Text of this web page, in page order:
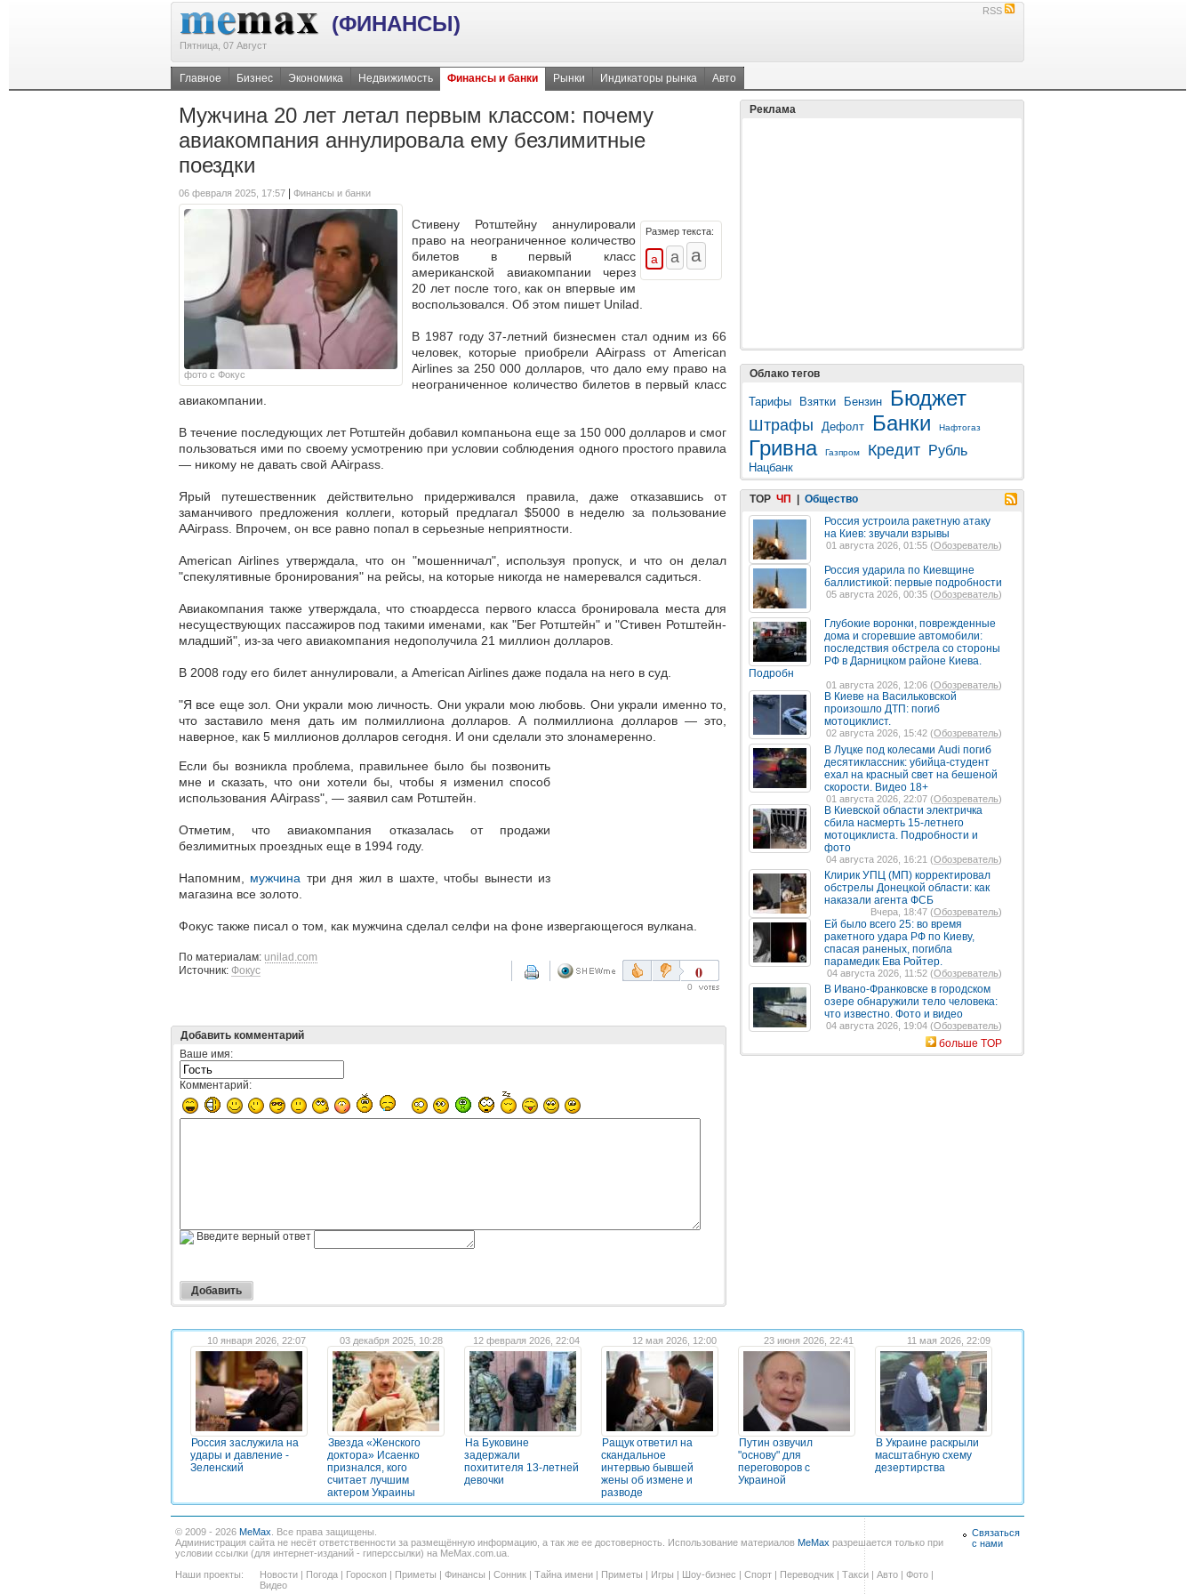
(ФИНАНСЫ)
Пятница, 07 Август
RSS
Главное Бизнес Экономика Недвижимость Финансы и банки Рынки Индикаторы рынка Авто
Мужчина 20 лет летал первым классом: почему
авиакомпания аннулировала ему безлимитные
поездки
06 февраля 2025, 17:57 Финансы и банки
фото с Фокус
Размер текста:
Стивену Ротштейну аннулировали
право на неограниченное количество
билетов в первый класс
американской авиакомпании через
20 лет после того, как он впервые им
воспользовался. Об этом пишет Unilad.
В 1987 году 37-летний бизнесмен стал одним из 66
человек, которые приобрели AAirpass от American
Airlines за 250 000 долларов, что дало ему право на
неограниченное количество билетов в первый класс
авиакомпании.
В течение последующих лет Ротштейн добавил компаньона еще за 150 000 долларов и смог
пользоваться ими по своему усмотрению при условии соблюдения одного простого правила
— никому не давать свой AAirpass.
Ярый путешественник действительно придерживался правила, даже отказавшись от
заманчивого предложения коллеги, который предлагал $5000 в неделю за пользование
AAirpass. Впрочем, он все равно попал в серьезные неприятности.
American Airlines утверждала, что он "мошенничал", используя пропуск, и что он делал
"спекулятивные бронирования" на рейсы, на которые никогда не намеревался садиться.
Авиакомпания также утверждала, что стюардесса первого класса бронировала места для
несуществующих пассажиров под такими именами, как "Бег Ротштейн" и "Стивен Ротштейн-
младший", из-за чего авиакомпания недополучила 21 миллион долларов.
В 2008 году его билет аннулировали, а American Airlines даже подала на него в суд.
"Я все еще зол. Они украли мою личность. Они украли мою любовь. Они украли именно то,
что заставило меня дать им полмиллиона долларов. А полмиллиона долларов — это,
наверное, как 5 миллионов долларов сегодня. И они сделали это злонамеренно.
Если бы возникла проблема, правильнее было бы позвонить
мне и сказать, что они хотели бы, чтобы я изменил способ
использования AAirpass", — заявил сам Ротштейн.
Отметим, что авиакомпания отказалась от продажи
безлимитных проездных еще в 1994 году.
Напомним, мужчина три дня жил в шахте, чтобы вынести из
магазина все золото.
Фокус также писал о том, как мужчина сделал селфи на фоне извергающегося вулкана.
По материалам: unilad.com
Источник: Фокус 0
0
Добавить комментарий
Ваше имя:
Комментарий:
Введите верный ответ
Реклама
Облако тегов
Тарифы Взятки Бензин Бюджет
Штрафы Дефолт Банки Нафтогаз
Гривна Газпром Кредит Рубль
Нацбанк
TOP ЧП
Общество
Россия устроила ракетную атаку
на Киев: звучали взрывы
01 августа 2026, 01:55 (Обозреватель)
Россия ударила по Киевщине
баллистикой: первые подробности
05 августа 2026, 00:35 (Обозреватель)
Глубокие воронки, поврежденные
дома и сгоревшие автомобили:
последствия обстрела со стороны
РФ в Дарницком районе Киева.
Подробн
01 августа 2026, 12:06 (Обозреватель)
В Киеве на Васильковской
произошло ДТП: погиб
мотоциклист.
02 августа 2026, 15:42 (Обозреватель)
В Луцке под колесами Audi погиб
десятиклассник: убийца-студент
ехал на красный свет на бешеной
скорости. Видео 18+
01 августа 2026, 22:07 (Обозреватель)
В Киевской области электричка
сбила насмерть 15-летнего
мотоциклиста. Подробности и
фото
04 августа 2026, 16:21 (Обозреватель)
Клирик УПЦ (МП) корректировал
обстрелы Донецкой области: как
наказали агента ФСБ
Вчера, 18:47 (Обозреватель)
Ей было всего 25: во время
ракетного удара РФ по Киеву,
спасая раненых, погибла
парамедик Ева Ройтер.
04 августа 2026, 11:52 (Обозреватель)
В Ивано-Франковске в городском
озере обнаружили тело человека:
что известно. Фото и видео
04 августа 2026, 19:04 (Обозреватель)
больше TOP
10 января 2026, 22:07
Россия заслужила на
удары и давление -
Зеленский
03 декабря 2025, 10:28
Звезда «Женского
доктора» Исаенко
признался, кого
считает лучшим
актером Украины
12 февраля 2026, 22:04
На Буковине
задержали
похитителя 13-летней
девочки
12 мая 2026, 12:00
Ращук ответил на
скандальное
интервью бывшей
жены об измене и
разводе
23 июня 2026, 22:41
Путин озвучил
"основу" для
переговоров с
Украиной
11 мая 2026, 22:09
В Украине раскрыли
масштабную схему
дезертирства
© 2009 - 2026 MeMax . Все права защищены.
Администрация сайта не несёт ответственности за размещённую информацию, а так же ее достоверность. Использование материалов MeMax разрешается только при
условии ссылки (для интернет-изданий - гиперссылки) на MeMax.com.ua.
Наши проекты:
Новости | Погода | Гороскоп | Приметы | Финансы | Сонник | Тайна имени | Приметы | Игры | Шоу-бизнес | Спорт | Переводчик | Такси | Авто | Фото |
Видео
Связаться
с нами